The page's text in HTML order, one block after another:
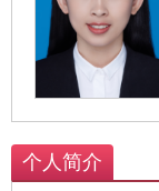
个人简介